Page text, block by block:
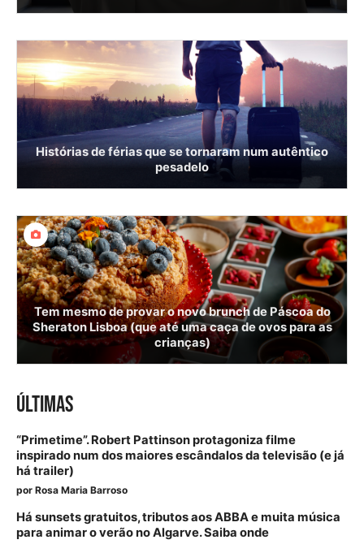
Histórias de férias que se tornaram num autêntico
pesadelo
Tem mesmo de provar o novo brunch de Páscoa do
Sheraton Lisboa (que até uma caça de ovos para as
crianças)
ÚLTIMAS
“Primetime”. Robert Pattinson protagoniza filme
inspirado num dos maiores escândalos da televisão (e já
há trailer)
por Rosa Maria Barroso
Há sunsets gratuitos, tributos aos ABBA e muita música
para animar o verão no Algarve. Saiba onde